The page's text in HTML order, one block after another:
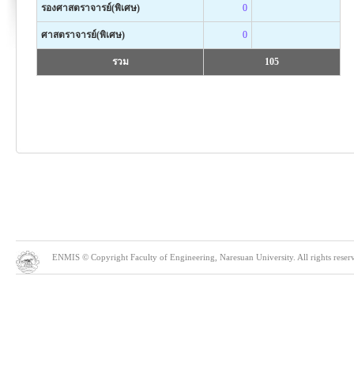
รองศาสตราจารย์(พิเศษ) 0
ศาสตราจารย์(พิเศษ) 0
รวม 105
ENMIS © Copyright Faculty of Engineering, Naresuan University. All rights